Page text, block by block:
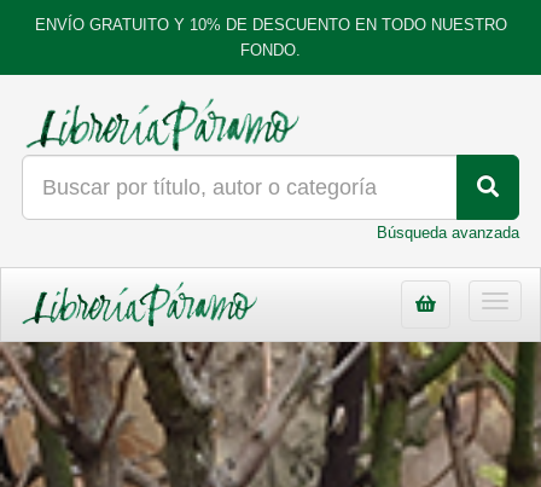
ENVÍO GRATUITO Y 10% DE DESCUENTO EN TODO NUESTRO
FONDO.
Búsqueda avanzada